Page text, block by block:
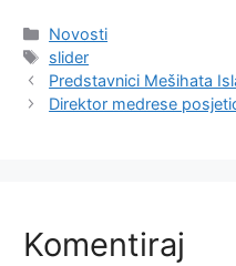
Kategorije
Novosti
Oznake
slider
Predstavnici Mešihata
Direktor medrese
Komentiraj